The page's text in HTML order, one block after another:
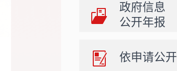
政府信息
公开年报
依申请公开